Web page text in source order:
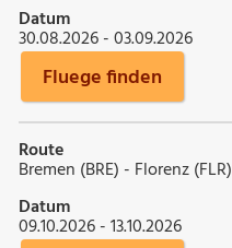
Datum
30.08.2026 - 03.09.2026
Fluege finden
Route
Bremen (BRE) - Florenz (FLR)
Datum
09.10.2026 - 13.10.2026